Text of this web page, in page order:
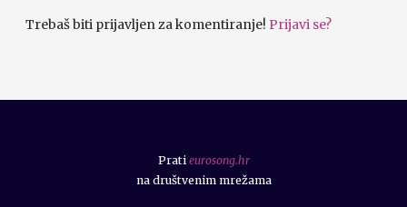
Trebaš biti prijavljen za komentiranje! Prijavi se?
Prati eurosong.hr
na društvenim mrežama